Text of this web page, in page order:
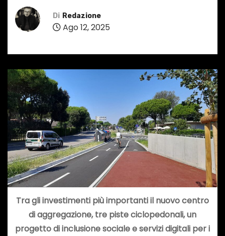
Di Redazione
Ago 12, 2025
Tra gli investimenti più importanti il nuovo centro
di aggregazione, tre piste ciclopedonali, un
progetto di inclusione sociale e servizi digitali per i